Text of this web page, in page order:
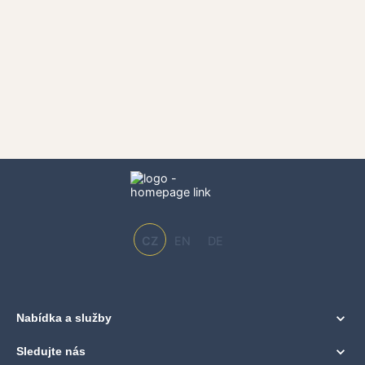
CZ EN DE
Nabídka a služby
Sledujte nás